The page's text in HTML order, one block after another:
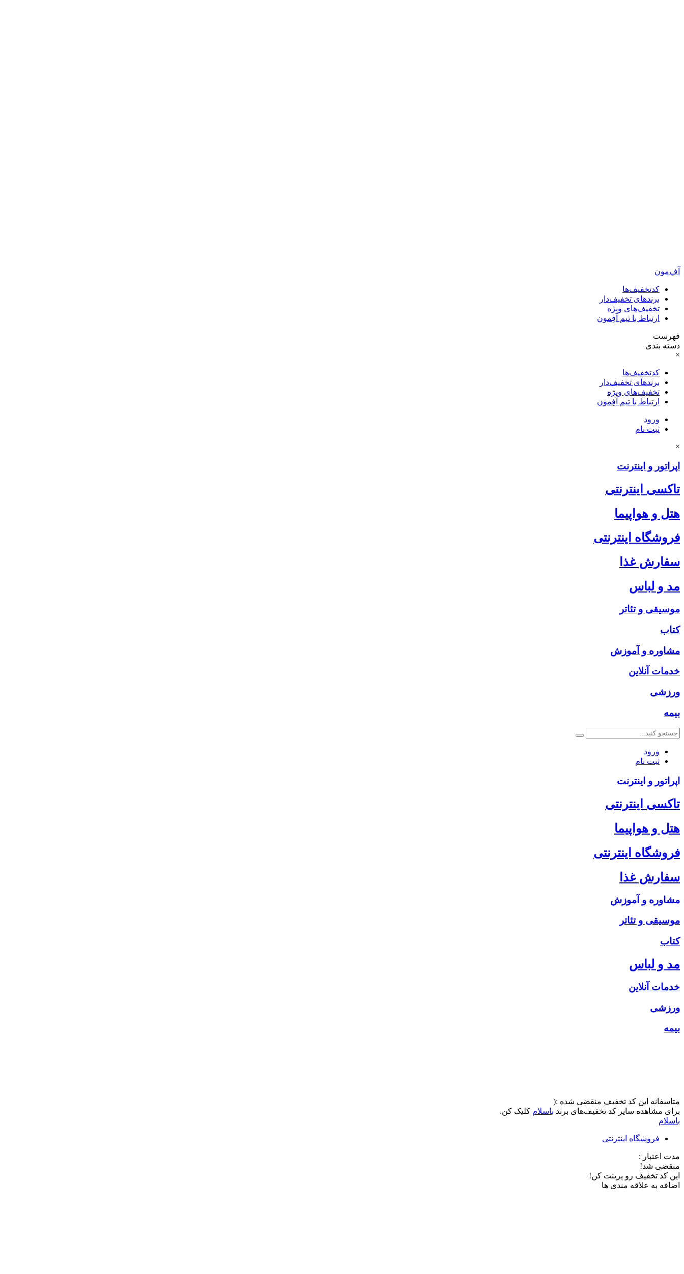
آفِ‌مون
کدتخفیف‌ها
برندهای تخفیف‌دار
تخفیف‌های ویژه
ارتباط با تیم آفِمون
فهرست
دسته بندی
×
کدتخفیف‌ها
برندهای تخفیف‌دار
تخفیف‌های ویژه
ارتباط با تیم آفِمون
ورود
ثبت نام
×
اپراتور و اینترنت
تاکسی اینترنتی
هتل و هواپیما
فروشگاه اینترنتی
سفارش غذا
مد و لباس
موسیقی و تئاتر
کتاب
مشاوره و آموزش
خدمات آنلاین
ورزشی
بیمه
ورود
ثبت نام
اپراتور و اینترنت
تاکسی اینترنتی
هتل و هواپیما
فروشگاه اینترنتی
سفارش غذا
مشاوره و آموزش
موسیقی و تئاتر
کتاب
مد و لباس
خدمات آنلاین
ورزشی
بیمه
متاسفانه این کد تخفیف منقضی شده :(
برای مشاهده سایر کد تخفیف‌های برند باسلام کلیک کن.
باسلام
فروشگاه اینترنتی
مدت اعتبار :
منقضی شد!
این کد تخفیف رو پرینت کن!
اضافه به علاقه مندی ها